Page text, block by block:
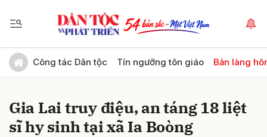
Công tác Dân tộc Tín ngưỡng tôn giáo Bản làng
Gia Lai truy điệu, an táng 18 liệt
sĩ hy sinh tại xã Ia Boòng
Gửi bình luận